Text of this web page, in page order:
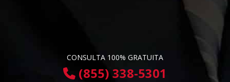
CONSULTA 100% GRATUITA
(855) 338-5301